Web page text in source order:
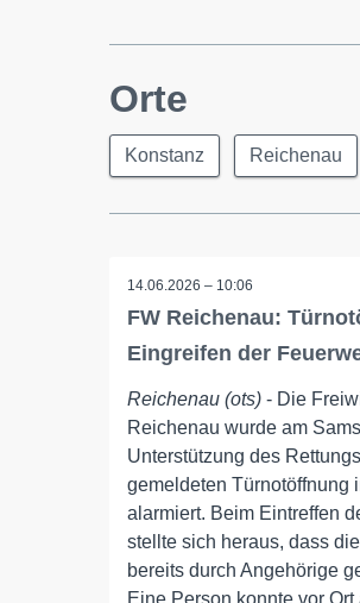
Orte
Konstanz Reichenau
14.06.2026 – 10:06
FW Reichenau:
Eingreifen der
Reichenau (ots) - Die
Reichenau wurde am
Unterstützung des
gemeldeten Türnotöffnung
alarmiert. Beim Eintreffen
stellte sich heraus, dass
bereits durch Angehörige
Eine Person konnte vor